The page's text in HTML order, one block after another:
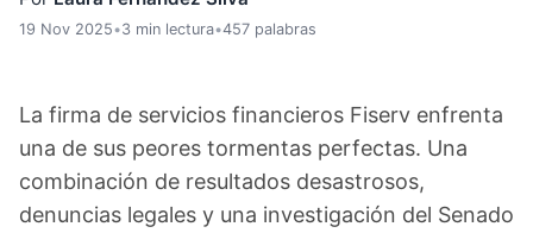
19 Nov 2025•3 min lectura•457 palabras
La firma de servicios financieros Fiserv enfrenta
una de sus peores tormentas perfectas. Una
combinación de resultados desastrosos,
denuncias legales y una investigación del Senado